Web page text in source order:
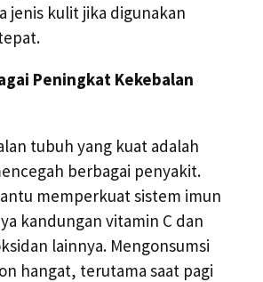
jenis kulit jika digunakan
Peningkat Kekebalan
tubuh yang kuat adalah
berbagai penyakit.
memperkuat sistem imun
kandungan vitamin C dan
lainnya. Mengonsumsi
hangat, terutama saat pagi